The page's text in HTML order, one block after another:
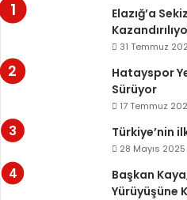
Elazığ’a
31 Temmuz
Hatayspor
Sürüyor
17 Temmuz
Türkiye’nin
28 Mayıs 2025
Başkan
Yürüyüşüne